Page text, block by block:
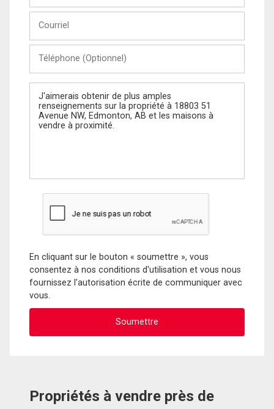
Nom
(Optionnel)
Message
En cliquant sur le bouton « soumettre », vous
consentez à nos conditions d'utilisation et vous nous
fournissez l'autorisation écrite de communiquer avec
vous.
Propriétés à vendre près de